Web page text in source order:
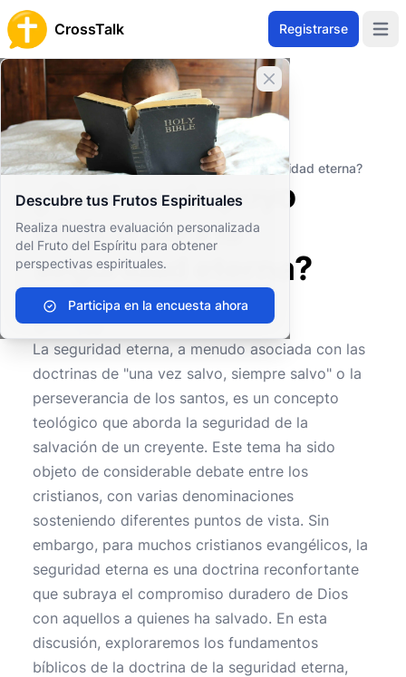
CrossTalk Registrarse
Cerrar banner
Descubre tus Frutos Espirituales
Realiza nuestra evaluación personalizada
del Fruto del Espíritu para obtener
perspectivas espirituales.
Participa en la encuesta ahora
Inicio
Archivo de Preguntas
Conceptos Teológicos
Soteriología
¿Cuál es el apoyo bíblico para la seguridad eterna?
¿Cuál es el apoyo
bíblico para la
seguridad eterna?
0 0 10
La seguridad eterna, a menudo asociada con las
doctrinas de "una vez salvo, siempre salvo" o la
perseverancia de los santos, es un concepto
teológico que aborda la seguridad de la
salvación de un creyente. Este tema ha sido
objeto de considerable debate entre los
cristianos, con varias denominaciones
sosteniendo diferentes puntos de vista. Sin
embargo, para muchos cristianos evangélicos, la
seguridad eterna es una doctrina reconfortante
que subraya el compromiso duradero de Dios
con aquellos a quienes ha salvado. En esta
discusión, exploraremos los fundamentos
bíblicos de la doctrina de la seguridad eterna,